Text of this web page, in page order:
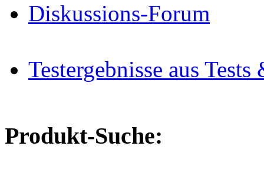
Diskussions-Forum
Testergebnisse aus
Produkt-Suche: